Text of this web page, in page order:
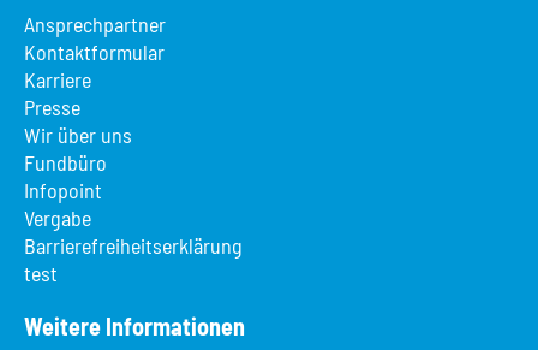
Ansprechpartner
Kontaktformular
Karriere
Presse
Wir über uns
Fundbüro
Infopoint
Vergabe
Barrierefreiheitserklärung
test
Weitere Informationen